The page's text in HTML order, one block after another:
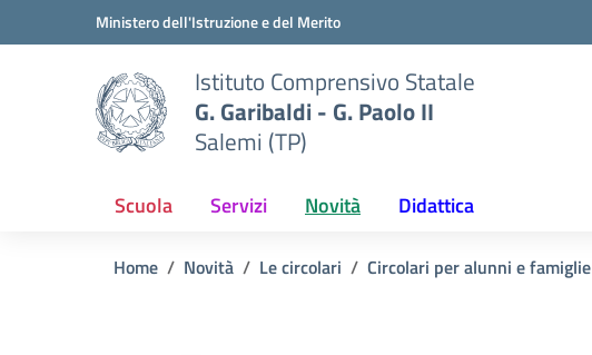
Vai ai contenuti
Vai al menu di navigazioneMinistero dell'Istruzione e del Merito
Istituto Comprensivo Statale
G. Garibaldi - G. Paolo II
Salemi (TP)
Scuola Servizi Novità Didattica
Home Novità Le circolari Circolari per alunni e famiglie